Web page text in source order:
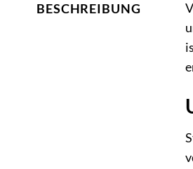
BESCHREIBUNG